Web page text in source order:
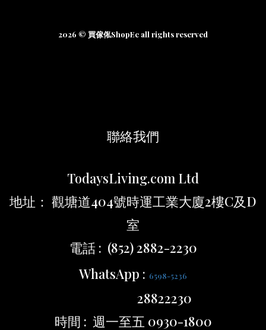
2026 © 買傢俬ShopEc all rights reserved
聯絡我們
TodaysLiving.com Ltd
地址： 觀塘道404號時運工業大廈2樓C及D
室
電話 : (852) 2882-2230
WhatsApp : 6598-5236
28822230
時間 : 週一至五 0930-1800